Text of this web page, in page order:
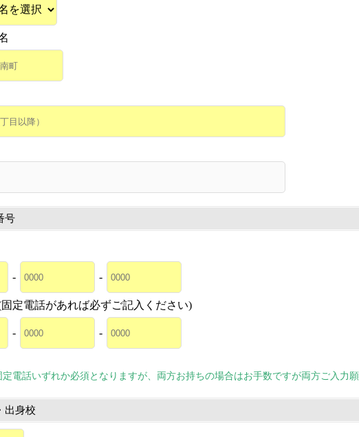
号
- -
定電話があれば必ずご記入ください)
- -
電話いずれか必須となりますが、両方お持ちの場合はお手数ですが両方ご入力
出身校